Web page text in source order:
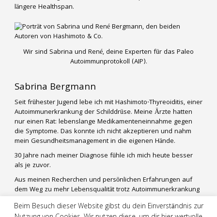
längere Healthspan.
Wir sind Sabrina und René, deine Experten für das Paleo
Autoimmunprotokoll (AIP).
Sabrina Bergmann
Seit frühester Jugend lebe ich mit Hashimoto-Thyreoiditis, einer
Autoimmunerkrankung der Schilddrüse. Meine Ärzte hatten
nur einen Rat: lebenslange Medikamenteneinnahme gegen
die Symptome. Das konnte ich nicht akzeptieren und nahm
mein Gesundheitsmanagement in die eigenen Hände.
30 Jahre nach meiner Diagnose fühle ich mich heute besser
als je zuvor.
Aus meinen Recherchen und persönlichen Erfahrungen auf
dem Weg zu mehr Lebensqualität trotz Autoimmunerkrankung
Konzepte für andere Betroffene. Mein Mann René ist mir mit
Beim Besuch dieser Website gibst du dein Einverständnis zur